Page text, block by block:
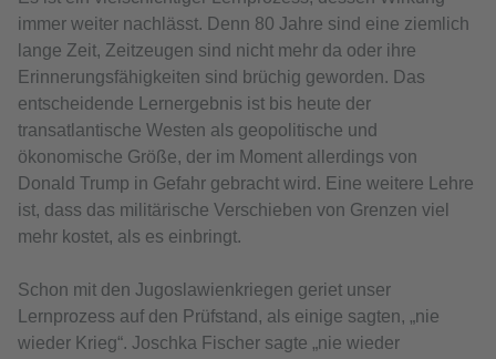
immer weiter nachlässt. Denn 80 Jahre sind eine ziemlich
lange Zeit, Zeitzeugen sind nicht mehr da oder ihre
Erinnerungsfähigkeiten sind brüchig geworden. Das
entscheidende Lernergebnis ist bis heute der
transatlantische Westen als geopolitische und
ökonomische Größe, der im Moment allerdings von
Donald Trump in Gefahr gebracht wird. Eine weitere Lehre
ist, dass das militärische Verschieben von Grenzen viel
mehr kostet, als es einbringt.
Schon mit den Jugoslawienkriegen geriet unser
Lernprozess auf den Prüfstand, als einige sagten, „nie
wieder Krieg“. Joschka Fischer sagte „nie wieder